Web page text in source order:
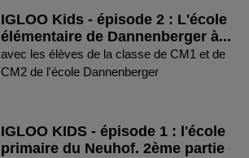
IGLOO Kids - épisode 2 : L'école
élémentaire de Dannenberger à...
avec les élèves de la classe de CM1 et de
CM2 de l'école Dannenberger
IGLOO KIDS - épisode 1 : l'école
primaire du Neuhof. 2ème partie